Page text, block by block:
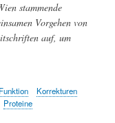
stammende
Vorgehen von
auf, um
Funktion
Korrekturen
Proteine